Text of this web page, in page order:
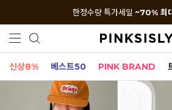
한정수량 특가세일 ~70% 최
신상8% 베스트50 PINK BRAND